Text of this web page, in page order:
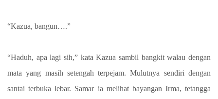
“Kazua, bangun….”
“Haduh, apa lagi sih,” kata Kazua sambil bangkit walau dengan
mata yang masih setengah terpejam. Mulutnya sendiri dengan
santai terbuka lebar. Samar ia melihat bayangan Irma, tetangga